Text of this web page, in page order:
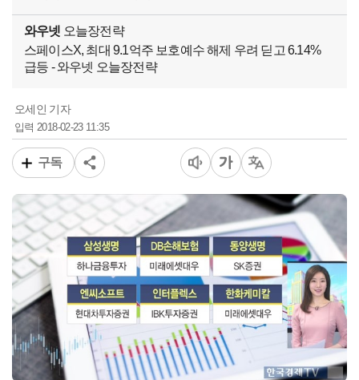
와우넷 오늘장전략
스페이스X, 최대 9.1억주 보호예수 해제 우려 딛고 6.14%
급등 - 와우넷 오늘장전략
오세인 기자
입력2018-02-23 11:35
구독